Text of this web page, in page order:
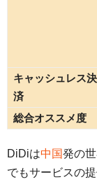
キャッシュレス決
済
総合オススメ度
DiDiは中国発の
でもサービスの